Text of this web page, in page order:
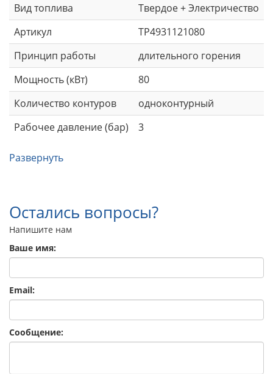
Вид топлива
Твердое + Электричество
Артикул
TP4931121080
Принцип работы
длительного горения
Мощность (кВт)
80
Количество контуров
одноконтурный
Рабочее давление (бар)
3
Развернуть
Остались вопросы?
Напишите нам
Ваше имя:
Email:
Сообщение: